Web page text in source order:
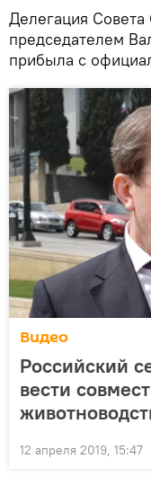
Делегация
председателем
прибыла с
Видео
Российский
вести
12 апреля 2019, 15:47